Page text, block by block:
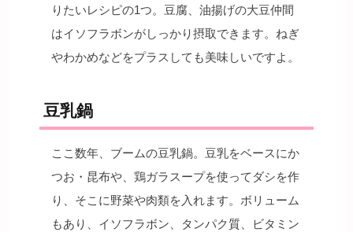
りたいレシピの1つ。豆腐、油揚げの大豆仲間
はイソフラボンがしっかり摂取できます。ねぎ
やわかめなどをプラスしても美味しいですよ。
豆乳鍋
ここ数年、ブームの豆乳鍋。豆乳をベースにか
つお・昆布や、鶏ガラスープを使ってダシを作
り、そこに野菜や肉類を入れます。ボリューム
もあり、イソフラボン、タンパク質、ビタミン